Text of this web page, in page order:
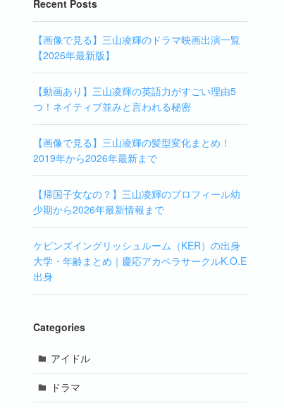
Recent Posts
【画像で見る】三山凌輝のドラマ映画出演一覧
【2026年最新版】
【動画あり】三山凌輝の英語力がすごい理由5
つ！ネイティブ並みと言われる秘密
【画像で見る】三山凌輝の髪型変化まとめ！
2019年から2026年最新まで
【帰国子女なの？】三山凌輝のプロフィール幼
少期から2026年最新情報まで
ケビンズイングリッシュルーム（KER）の出身
大学・年齢まとめ｜慶応アカペラサークルK.O.E
出身
Categories
アイドル
ドラマ